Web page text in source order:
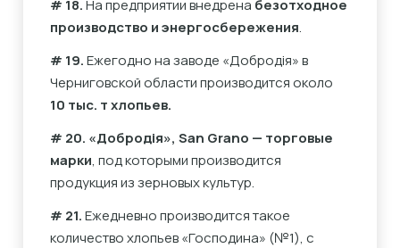
# 18.На предприятии внедрена безотходное
производство и энергосбережения.
# 19.Ежегодно на заводе «Добродія» в
Черниговской области производится около
10 тыс. т хлопьев.
# 20. «Добродія», San Grano — торговые
марки, под которыми производится
продукция из зерновых культур.
# 21.Ежедневно производится такое
количество хлопьев «Господина» (№1), с